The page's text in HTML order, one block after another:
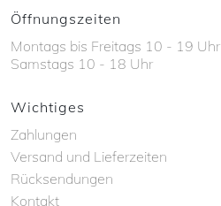
Öffnungszeiten
Montags bis Freitags 10 - 19 Uhr
Samstags 10 - 18 Uhr
Wichtiges
Zahlungen
Versand und Lieferzeiten
Rücksendungen
Kontakt